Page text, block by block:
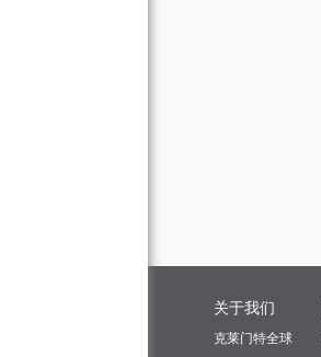
关于我们
克莱门特全球